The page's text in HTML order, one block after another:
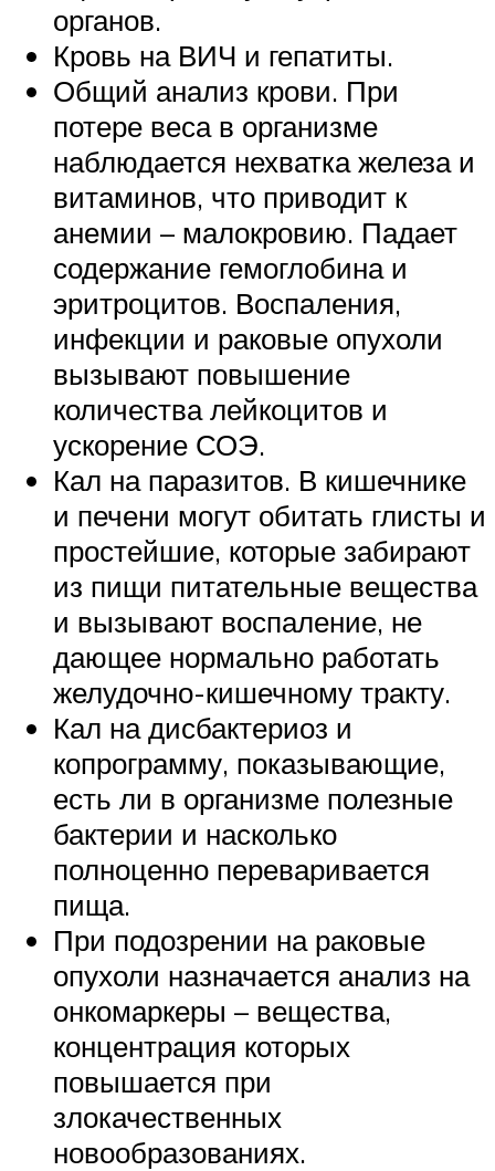
органов.
Кровь на ВИЧ и гепатиты.
Общий анализ крови. При
потере веса в организме
наблюдается нехватка железа и
витаминов, что приводит к
анемии – малокровию. Падает
содержание гемоглобина и
эритроцитов. Воспаления,
инфекции и раковые опухоли
вызывают повышение
количества лейкоцитов и
ускорение СОЭ.
Кал на паразитов. В кишечнике
и печени могут обитать глисты и
простейшие, которые забирают
из пищи питательные вещества
и вызывают воспаление, не
дающее нормально работать
желудочно-кишечному тракту.
Кал на дисбактериоз и
копрограмму, показывающие,
есть ли в организме полезные
бактерии и насколько
полноценно переваривается
пища.
При подозрении на раковые
опухоли назначается анализ на
онкомаркеры – вещества,
концентрация которых
повышается при
злокачественных
новообразованиях.